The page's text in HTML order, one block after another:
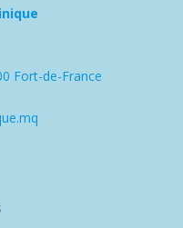
Fort-de-France